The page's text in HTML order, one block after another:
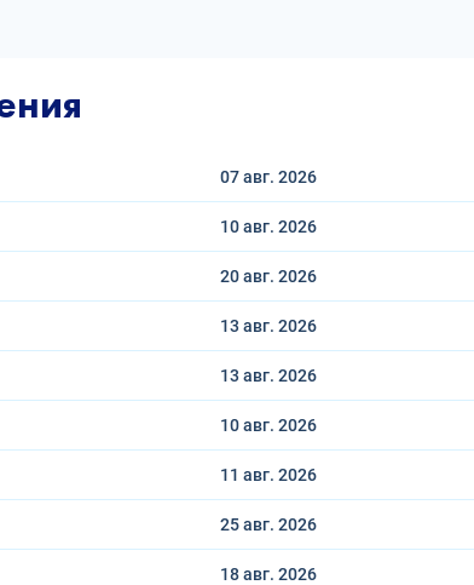
07 авг. 2026
10 авг. 2026
20 авг. 2026
13 авг. 2026
13 авг. 2026
10 авг. 2026
11 авг. 2026
25 авг. 2026
18 авг. 2026